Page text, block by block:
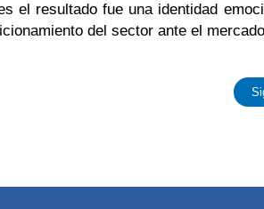
resultado fue una identidad
del sector ante el